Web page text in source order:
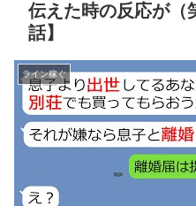
伝えた時の反応が（
話】
ライン稼ぐ